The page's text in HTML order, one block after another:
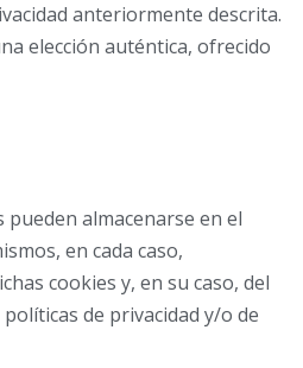
anteriormente descrita.
elección auténtica, ofrecido
pueden almacenarse en el
en cada caso,
cookies y, en su caso, del
de privacidad y/o de